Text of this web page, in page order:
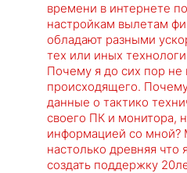
времени в интернете
настройкам вылетам
обладают разными
тех или иных
Почему я до сих пор не
происходящего.
данные о тактико
своего ПК и монитора,
информацией со мной?
настолько древняя
создать поддержку